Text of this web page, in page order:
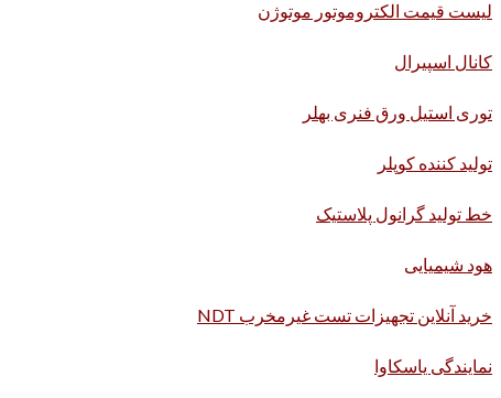
لیست قیمت الکتروموتور موتوژن
کانال اسپیرال
توری استیل ورق فنری بهلر
تولید کننده کوپلر
خط تولید گرانول پلاستیک
هود شیمیایی
خرید آنلاین تجهیزات تست غیرمخرب NDT
نمایندگی یاسکاوا